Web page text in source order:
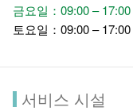
금요일：09:00 – 17:00
토요일：09:00 – 17:00
서비스 시설